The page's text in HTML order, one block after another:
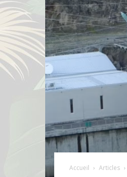
Accueil Articles